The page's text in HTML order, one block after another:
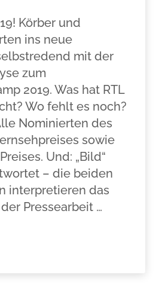
Körber und
ins neue
mit der
zum
2019. Was hat RTL
Wo fehlt es noch?
Nominierten des
sowie
Und: „Bild“
– die beiden
interpretieren das
Pressearbeit …